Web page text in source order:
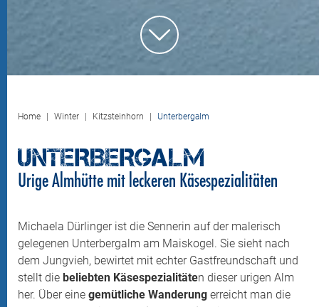
Home Winter Kitzsteinhorn Unterbergalm
UNTERBERGALM
Urige Almhütte mit leckeren Käsespezialitäten
Michaela Dürlinger ist die Sennerin auf der malerisch
gelegenen Unterbergalm am Maiskogel. Sie sieht nach
dem Jungvieh, bewirtet mit echter Gastfreundschaft und
stellt die beliebten Käsespezialitäten dieser urigen Alm
her. Über eine gemütliche Wanderung erreicht man die